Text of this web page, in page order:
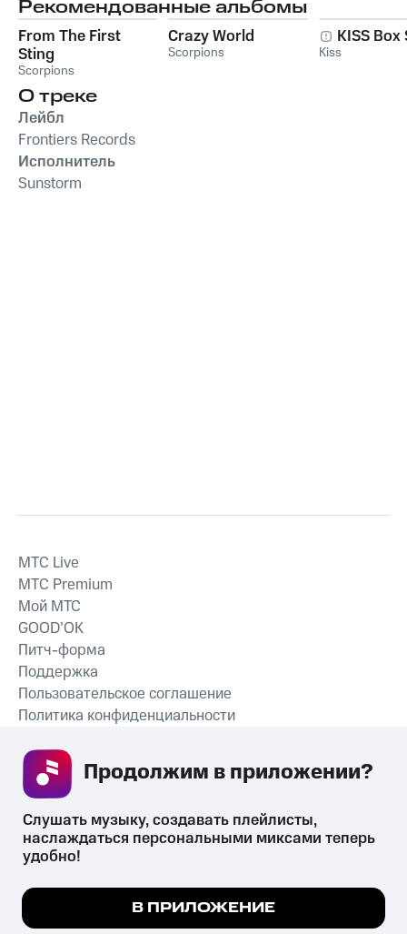
Рекомендованные альбомы
From The First
Sting
Scorpions
Crazy World
Scorpions
KISS Box
Kiss
О треке
Лейбл
Frontiers Records
Исполнитель
Sunstorm
СКАЧАТЬ ПРИЛОЖЕНИЕ
MTС Live
MTС Premium
Мой МТС
GOOD’OK
Питч-форма
Поддержка
Пользовательское соглашение
Политика конфиденциальности
психотропных веществ, их аналогов причиняет вред здоровью,
их незаконный оборот запрещён и влечёт установленную
законодательством ответственность.
Мы используем куки, чтобы на сайте все
Подробнее
Слушать музыку, создавать плейлисты,
наслаждаться персональными миксами теперь
удобно!
В ПРИЛОЖЕНИЕ